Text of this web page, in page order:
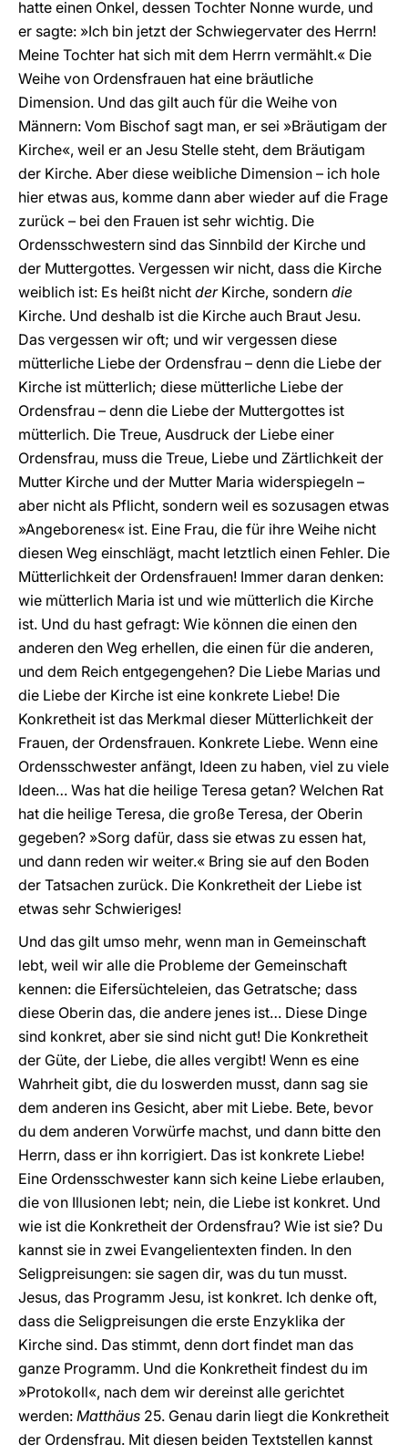
hatte einen Onkel, dessen Tochter Nonne wurde, und
er sagte: »Ich bin jetzt der Schwiegervater des Herrn!
Meine Tochter hat sich mit dem Herrn vermählt.« Die
Weihe von Ordensfrauen hat eine bräutliche
Dimension. Und das gilt auch für die Weihe von
Männern: Vom Bischof sagt man, er sei »Bräutigam der
Kirche«, weil er an Jesu Stelle steht, dem Bräutigam
der Kirche. Aber diese weibliche Dimension – ich hole
hier etwas aus, komme dann aber wieder auf die Frage
zurück – bei den Frauen ist sehr wichtig. Die
Ordensschwestern sind das Sinnbild der Kirche und
der Muttergottes. Vergessen wir nicht, dass die Kirche
weiblich ist: Es heißt nicht der Kirche, sondern die
Kirche. Und deshalb ist die Kirche auch Braut Jesu.
Das vergessen wir oft; und wir vergessen diese
mütterliche Liebe der Ordensfrau – denn die Liebe der
Kirche ist mütterlich; diese mütterliche Liebe der
Ordensfrau – denn die Liebe der Muttergottes ist
mütterlich. Die Treue, Ausdruck der Liebe einer
Ordensfrau, muss die Treue, Liebe und Zärtlichkeit der
Mutter Kirche und der Mutter Maria widerspiegeln –
aber nicht als Pflicht, sondern weil es sozusagen etwas
»Angeborenes« ist. Eine Frau, die für ihre Weihe nicht
diesen Weg einschlägt, macht letztlich einen Fehler. Die
Mütterlichkeit der Ordensfrauen! Immer daran denken:
wie mütterlich Maria ist und wie mütterlich die Kirche
ist. Und du hast gefragt: Wie können die einen den
anderen den Weg erhellen, die einen für die anderen,
und dem Reich entgegengehen? Die Liebe Marias und
die Liebe der Kirche ist eine konkrete Liebe! Die
Konkretheit ist das Merkmal dieser Mütterlichkeit der
Frauen, der Ordensfrauen. Konkrete Liebe. Wenn eine
Ordensschwester anfängt, Ideen zu haben, viel zu viele
Ideen… Was hat die heilige Teresa getan? Welchen Rat
hat die heilige Teresa, die große Teresa, der Oberin
gegeben? »Sorg dafür, dass sie etwas zu essen hat,
und dann reden wir weiter.« Bring sie auf den Boden
der Tatsachen zurück. Die Konkretheit der Liebe ist
etwas sehr Schwieriges!
Und das gilt umso mehr, wenn man in Gemeinschaft
lebt, weil wir alle die Probleme der Gemeinschaft
kennen: die Eifersüchteleien, das Getratsche; dass
diese Oberin das, die andere jenes ist… Diese Dinge
sind konkret, aber sie sind nicht gut! Die Konkretheit
der Güte, der Liebe, die alles vergibt! Wenn es eine
Wahrheit gibt, die du loswerden musst, dann sag sie
dem anderen ins Gesicht, aber mit Liebe. Bete, bevor
du dem anderen Vorwürfe machst, und dann bitte den
Herrn, dass er ihn korrigiert. Das ist konkrete Liebe!
Eine Ordensschwester kann sich keine Liebe erlauben,
die von Illusionen lebt; nein, die Liebe ist konkret. Und
wie ist die Konkretheit der Ordensfrau? Wie ist sie? Du
kannst sie in zwei Evangelientexten finden. In den
Seligpreisungen: sie sagen dir, was du tun musst.
Jesus, das Programm Jesu, ist konkret. Ich denke oft,
dass die Seligpreisungen die erste Enzyklika der
Kirche sind. Das stimmt, denn dort findet man das
ganze Programm. Und die Konkretheit findest du im
»Protokoll«, nach dem wir dereinst alle gerichtet
werden: Matthäus 25. Genau darin liegt die Konkretheit
der Ordensfrau. Mit diesen beiden Textstellen kannst